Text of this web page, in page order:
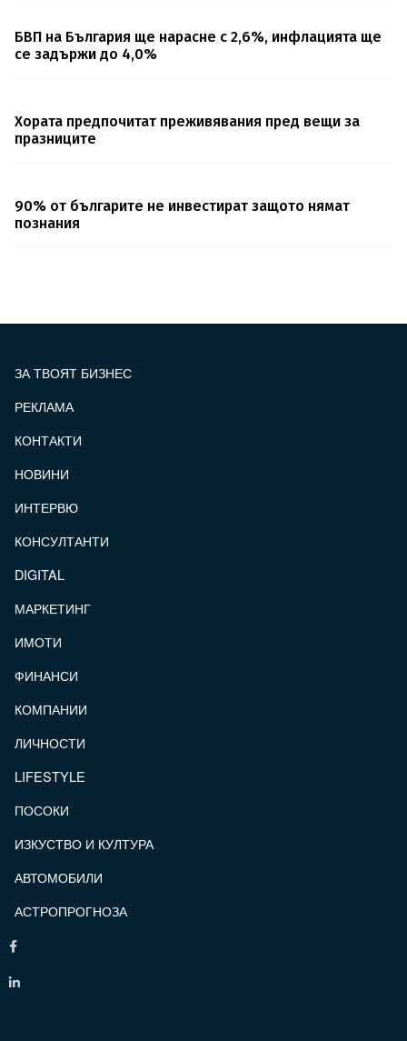
БВП на България ще нарасне с 2,6%, инфлацията ще
се задържи до 4,0%
Хората предпочитат преживявания пред вещи за
празниците
90% от българите не инвестират защото нямат
познания
ЗА ТВОЯТ БИЗНЕС
РЕКЛАМА
КОНТАКТИ
НОВИНИ
ИНТЕРВЮ
КОНСУЛТАНТИ
DIGITAL
МАРКЕТИНГ
ИМОТИ
ФИНАНСИ
КОМПАНИИ
ЛИЧНОСТИ
LIFESTYLE
ПОСОКИ
ИЗКУСТВО И КУЛТУРА
АВТОМОБИЛИ
АСТРОПРОГНОЗА